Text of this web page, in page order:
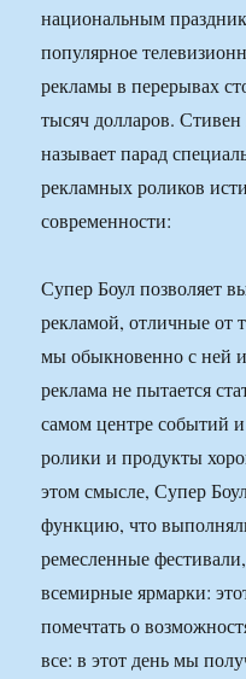
национальным
популярное
рекламы в перерывах
тысяч долларов.
называет парад
рекламных роликов
современности:
Супер Боул позволяет
рекламой, отличные от
мы обыкновенно с ней
реклама не пытается
самом центре событий
ролики и продукты
этом смысле, Супер
функцию, что
ремесленные
всемирные ярмарки:
помечтать о
все: в этот день мы